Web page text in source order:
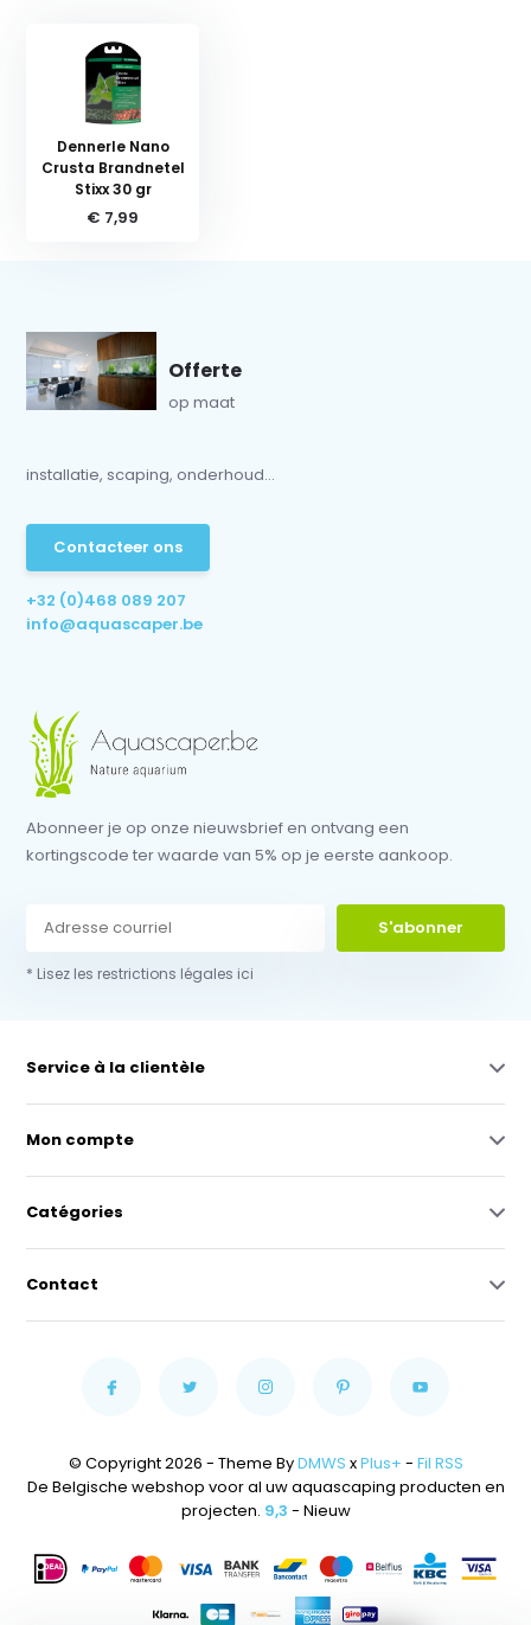
Dennerle Nano
Crusta Brandnetel
Stixx 30 gr
€ 7,99
Offerte
op maat
installatie, scaping, onderhoud...
Contacteer ons
+32 (0)468 089 207
info@aquascaper.be
Abonneer je op onze nieuwsbrief en ontvang een
kortingscode ter waarde van 5% op je eerste aankoop.
S'abonner
* Lisez les restrictions légales ici
Service à la clientèle
Mon compte
Catégories
Contact
© Copyright 2026 - Theme ByDMWS xPlus+ - Fil RSS
De Belgische webshop voor al uw aquascaping producten en
projecten. 9,3 - Nieuw